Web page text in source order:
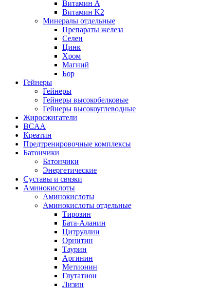
Витамин А
Витамин K2
Минералы отдельные
Препараты железа
Селен
Цинк
Хром
Магний
Бор
Гейнеры
Гейнеры
Гейнеры высокобелковые
Гейнеры высокоуглеводные
Жиросжигатели
BCAA
Креатин
Предтренировочные комплексы
Батончики
Батончики
Энергетические
Суставы и связки
Аминокислоты
Аминокислоты
Аминокислоты отдельные
Тирозин
Бата-Аланин
Цитруллин
Орнитин
Таурин
Аргинин
Метионин
Глутатион
Лизин